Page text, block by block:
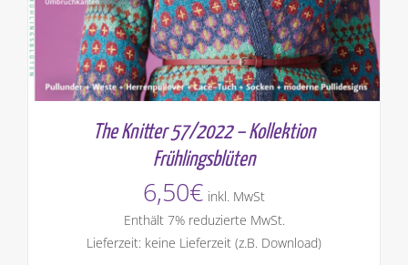
The Knitter 57/2022 – Kollektion
Frühlingsblüten
6,50€ inkl. MwSt
Enthält 7% reduzierte MwSt.
Lieferzeit: keine Lieferzeit (z.B. Download)